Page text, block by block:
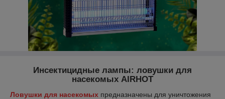
Инсектицидные лампы: ловушки для
насекомых AIRHOT
Ловушки для насекомых предназначены для уничтожения